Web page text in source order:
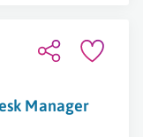
Manager